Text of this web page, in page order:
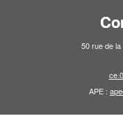
50 rue de la
APE :